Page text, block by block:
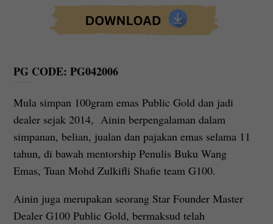
PG CODE: PG042006
Mula simpan 100gram emas Public Gold dan jadi
dealer sejak 2014, Ainin berpengalaman dalam
simpanan, belian, jualan dan pajakan emas selama 11
tahun, di bawah mentorship Penulis Buku Wang
Emas, Tuan Mohd Zulkifli Shafie team G100.
Ainin juga merupakan seorang Star Founder Master
Dealer G100 Public Gold, bermaksud telah